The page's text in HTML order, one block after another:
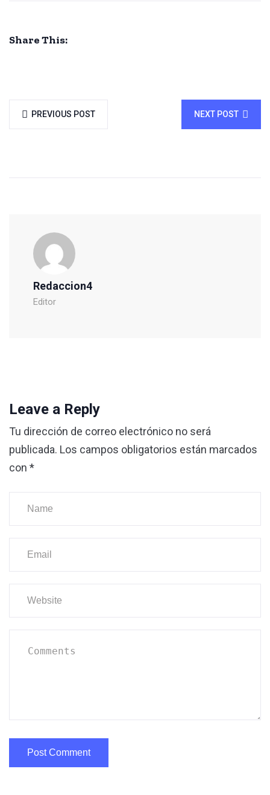
Share This:
PREVIOUS POST NEXT POST
Redaccion4
Editor
Leave a Reply
Tu dirección de correo electrónico no será
publicada. Los campos obligatorios están marcados
con *